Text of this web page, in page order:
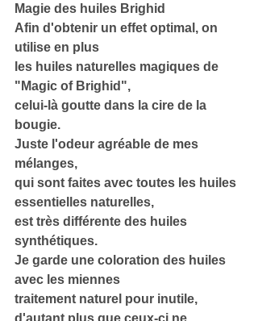
Magie des huiles Brighid
Afin d'obtenir un effet optimal, on
utilise en plus
les huiles naturelles magiques de
"Magic of Brighid",
celui-là goutte dans la cire de la
bougie.
Juste l'odeur agréable de mes
mélanges,
qui sont faites avec toutes les huiles
essentielles naturelles,
est très différente des huiles
synthétiques.
Je garde une coloration des huiles
avec les miennes
traitement naturel pour inutile,
d'autant plus que ceux-ci ne